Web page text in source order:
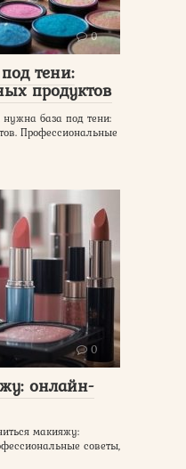
0
тени:
продуктов
база под тени:
Профессиональные
0
онлайн-
макияжу:
советы,